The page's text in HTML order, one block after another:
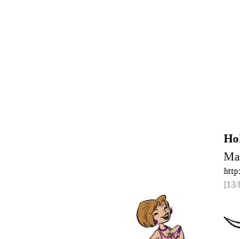
[13/